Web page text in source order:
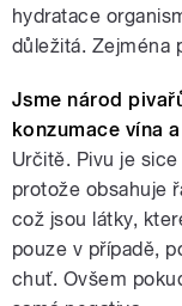
hydratace
důležitá. Zejména
Jsme národ
konzumace vína
Určitě. Pivu je
protože obsahuje
což jsou látky,
pouze v případě,
chuť. Ovšem